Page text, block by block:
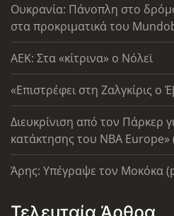
Ουκρανία: Πάνοπλη στο
στα προκριματικά του
AEK: Στα «κίτρινα» ο Νόλεϊ
«Επιστρέφει στη Ζαλγκίρις ο
Διευκρίνιση από τον Πάρκερ
κατάκτησης του ΝΒΑ Europe»
Άρης: Υπέγραψε τον Μοκόκα